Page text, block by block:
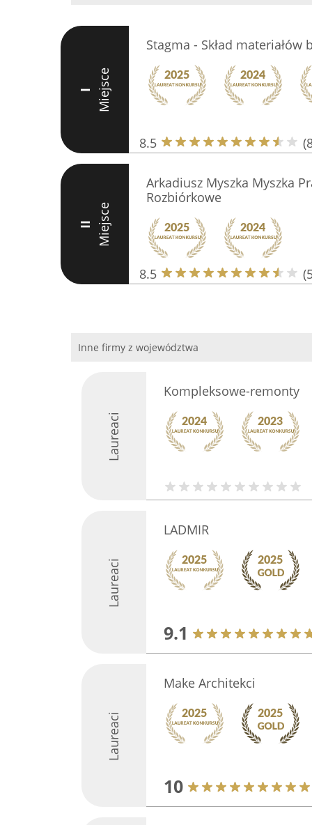
I Miejsce
Stagma - Skład
8.5
II Miejsce
Arkadiusz Myszka Myszka
Rozbiórkowe
8.5
Inne firmy z województwa
Laureaci
Kompleksowe-remonty
Laureaci
LADMIR
9.1
Laureaci
Make Architekci
10